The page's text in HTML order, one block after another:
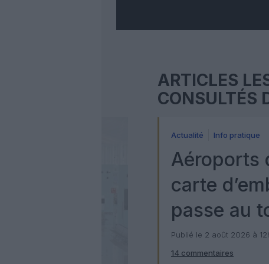
ARTICLES
CONSULTÉS
Actualité Info pratique
Aéroports
carte
passe au
numérique
Publié le 2 août 2026 à
14 commentaires